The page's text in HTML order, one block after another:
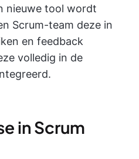
nieuwe tool wordt
Scrum-team deze in
en feedback
volledig in de
in Scrum